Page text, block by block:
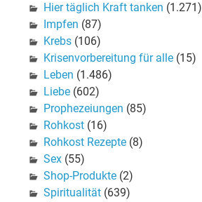
Hier täglich Kraft tanken (1.271)
Impfen (87)
Krebs(106)
Krisenvorbereitung für alle(15)
Leben (1.486)
Liebe(602)
Prophezeiungen (85)
Rohkost(16)
Rohkost Rezepte(8)
Sex(55)
Shop-Produkte(2)
Spiritualität(639)